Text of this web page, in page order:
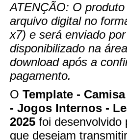
ATENÇÃO: O
arquivo digital no
x7) e será enviado
disponibilizado na
download após a
pagamento.
O Template -
- Jogos Internos -
2025 foi desenvolvido
que desejam